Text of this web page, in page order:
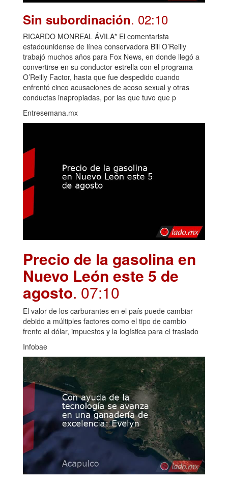
Sin subordinación. 02:10
RICARDO MONREAL ÁVILA* El comentarista
estadounidense de línea conservadora Bill O’Reilly
trabajó muchos años para Fox News, en donde llegó a
convertirse en su conductor estrella con el programa
O’Reilly Factor, hasta que fue despedido cuando
enfrentó cinco acusaciones de acoso sexual y otras
conductas inapropiadas, por las que tuvo que p
Entresemana.mx
Precio de la gasolina en
Nuevo León este 5 de
agosto. 07:10
El valor de los carburantes en el país puede cambiar
debido a múltiples factores como el tipo de cambio
frente al dólar, impuestos y la logística para el traslado
Infobae